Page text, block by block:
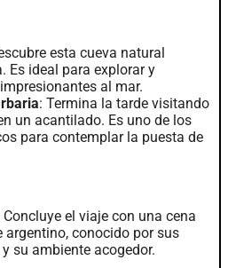
esta cueva natural
Es ideal para explorar y
al mar.
: Termina la tarde visitando
un acantilado. Es uno de los
para contemplar la puesta de
Concluye el viaje con una cena
argentino, conocido por sus
su ambiente acogedor.